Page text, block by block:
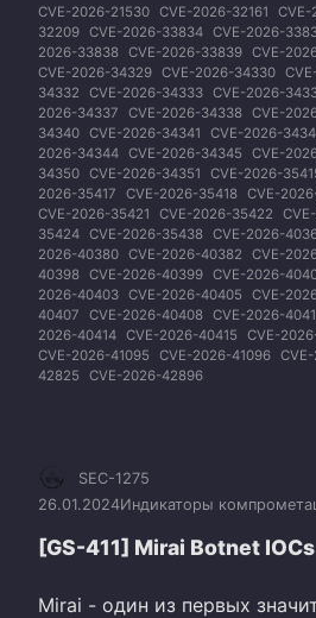
CVE-2026-21530 CVE-2026-32161 CVE-
32209 CVE-2026-33834 CVE-2026-
2026-33838 CVE-2026-33839 CVE-
CVE-2026-34329 CVE-2026-34330
34332
CVE-2026-34333 CVE-2026-
2026-34337
CVE-2026-34338 CVE-
34340 CVE-2026-34341 CVE-2026-
2026-34344 CVE-2026-34345 CVE-
34350 CVE-2026-34351 CVE-2026-
2026-35417
CVE-2026-35418 CVE-
CVE-2026-35421
CVE-2026-35422
35424 CVE-2026-35438 CVE-2026-
2026-40380 CVE-2026-40382 CVE-
40398 CVE-2026-40399 CVE-2026-
2026-40403 CVE-2026-40405 CVE-
40407
CVE-2026-40408 CVE-2026-
2026-40414 CVE-2026-40415 CVE-
CVE-2026-41095
CVE-2026-41096
42825
CVE-2026-42896
SEC-1275
26.01.2024Индикаторы
[GS-411] Mirai Botnet IOCs
Mirai - один из первых